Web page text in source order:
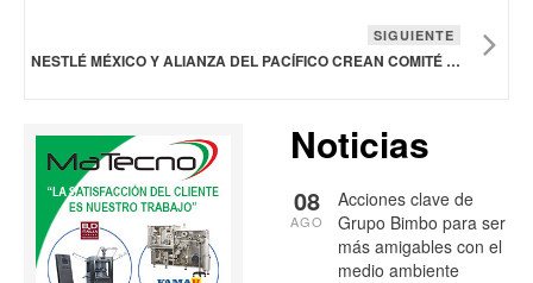
SIGUIENTE
NESTLÉ MÉXICO Y ALIANZA DEL PACÍFICO CREAN COMITÉ PÚBLICO-PRIVADO PARA AVANZAR EN EMPLEABILIDAD JUVENIL
Noticias
Acciones clave de
Grupo Bimbo para ser
más amigables con el
medio ambiente
08
AGO